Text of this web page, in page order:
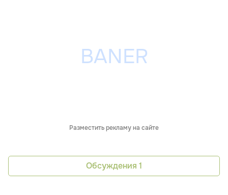
Разместить рекламу на сайте
Обсуждения 1